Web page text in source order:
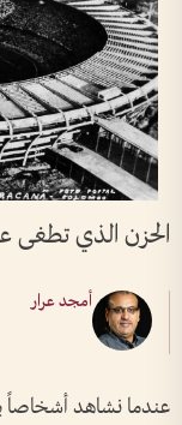
الحزن الذي تطغى
أمجد عرار
عندما نشاهد أشخاصاً